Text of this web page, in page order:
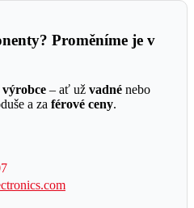
Proměníme je v
výrobce – ať už vadné nebo
a za férové ceny.